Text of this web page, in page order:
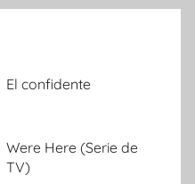
El confidente
Were Here (Serie de
TV)